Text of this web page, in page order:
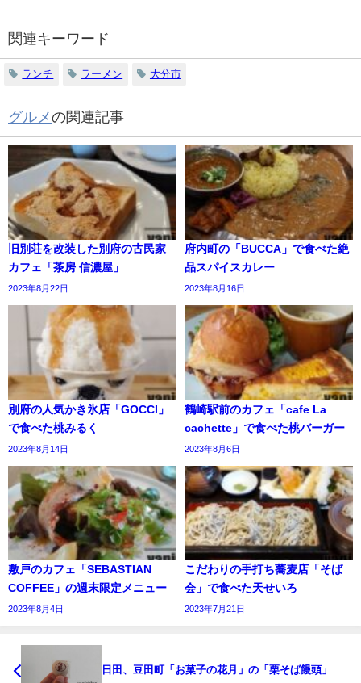
関連キーワード
ランチ ラーメン 大分市
グルメの関連記事
旧別荘を改装した別府の古民家
カフェ「茶房 信濃屋」
2023年8月22日
府内町の「BUCCA」で食べた絶
品スパイスカレー
2023年8月16日
別府の人気かき氷店「GOCCI」
で食べた桃みるく
2023年8月14日
鶴崎駅前のカフェ「cafe La
cachette」で食べた桃バーガー
2023年8月6日
敷戸のカフェ「SEBASTIAN
COFFEE」の週末限定メニュー
2023年8月4日
こだわりの手打ち蕎麦店「そば
会」で食べた天せいろ
2023年7月21日
日田、豆田町「お菓子の花月」の「栗そば饅頭」